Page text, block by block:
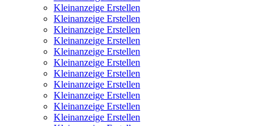
Kleinanzeige Erstellen
Kleinanzeige Erstellen
Kleinanzeige Erstellen
Kleinanzeige Erstellen
Kleinanzeige Erstellen
Kleinanzeige Erstellen
Kleinanzeige Erstellen
Kleinanzeige Erstellen
Kleinanzeige Erstellen
Kleinanzeige Erstellen
Kleinanzeige Erstellen